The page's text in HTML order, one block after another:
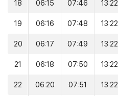
18 06:15 07:46 13:22
19 06:16 07:48 13:22
20 06:17 07:49 13:22
21 06:18 07:50 13:22
22 06:20 07:51 13:22